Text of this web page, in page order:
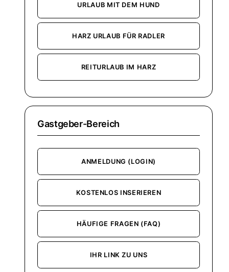
URLAUB MIT DEM HUND
HARZ URLAUB FÜR RADLER
REITURLAUB IM HARZ
Gastgeber-Bereich
ANMELDUNG (LOGIN)
KOSTENLOS INSERIEREN
HÄUFIGE FRAGEN (FAQ)
IHR LINK ZU UNS